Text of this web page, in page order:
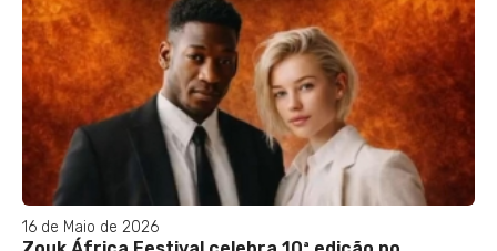
16 de Maio de 2026